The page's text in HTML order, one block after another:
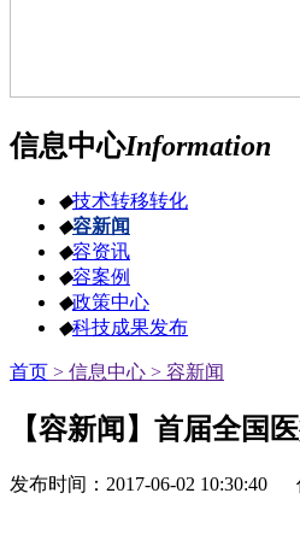
信息中心Information
◆技术转移转化
◆容新闻
◆容资讯
◆容案例
◆政策中心
◆科技成果发布
首页 > 信息中心 > 容新闻
【容新闻】首届全国
发布时间：2017-06-02 10:30:40